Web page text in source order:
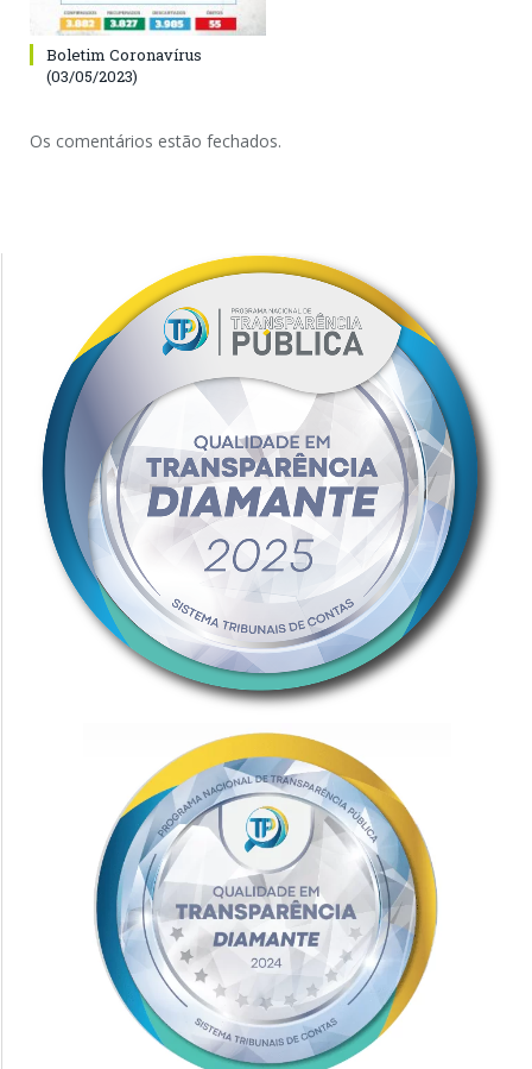
Boletim Coronavírus
(03/05/2023)
Os comentários estão fechados.